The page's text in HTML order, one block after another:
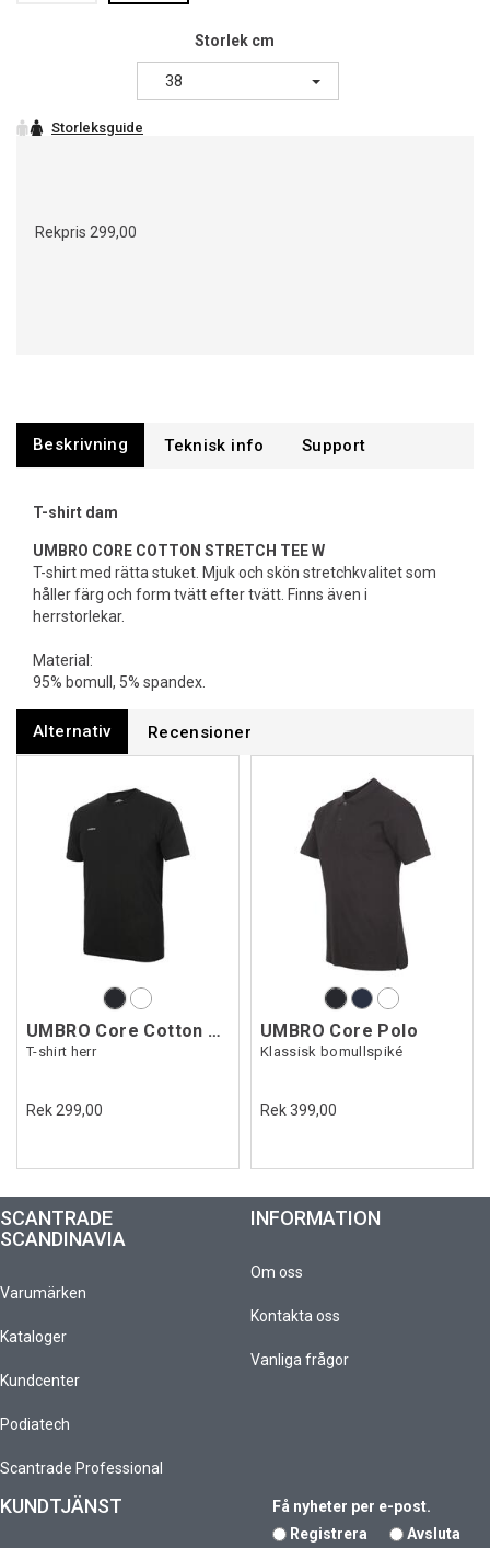
Storlek cm
38
Rekpris 299,00
Beskrivning Support
T-shirt dam
UMBRO CORE COTTON STRETCH TEE W
T-shirt med rätta stuket. Mjuk och skön stretchkvalitet som
håller färg och form tvätt efter tvätt. Finns även i
herrstorlekar.
Material:
95% bomull, 5% spandex.
Alternativ Recensioner
UMBRO Core Cotton Stretch Tee
T-shirt herr
Rek 299,00
UMBRO Core Polo
Klassisk bomullspiké
Rek 399,00
SCANTRADE
SCANDINAVIA
Varumärken
Kataloger
Kundcenter
Podiatech
Scantrade Professional
INFORMATION
Om oss
Kontakta oss
Vanliga frågor
KUNDTJÄNST
Få nyheter per e-post.
Registrera
Avsluta